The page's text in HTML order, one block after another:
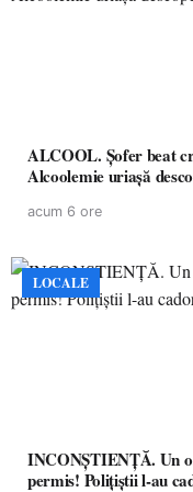
ALCOOL. Șofer beat
Alcoolemie uriașă
acum 6 ore
LOCALE
INCONȘTIENȚĂ. Un
permis! Polițiștii l-au